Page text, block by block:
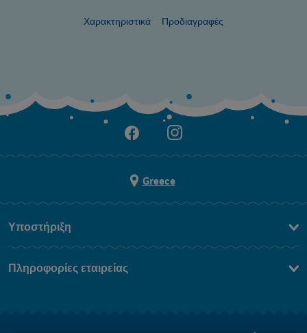
Χαρακτηριστικά Προδιαγραφές
Greece
Υποστήριξη
Συχνές ερωτήσεις
Πληροφορίες εταιρείας